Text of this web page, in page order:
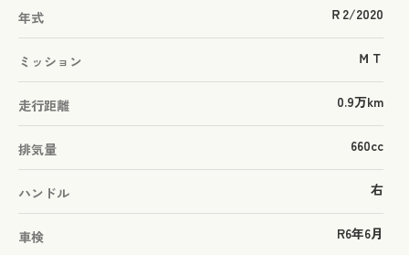
年式 Ｒ2/2020
ミッション ＭＴ
走行距離 0.9万km
排気量 660cc
ハンドル 右
車検 R6年6月